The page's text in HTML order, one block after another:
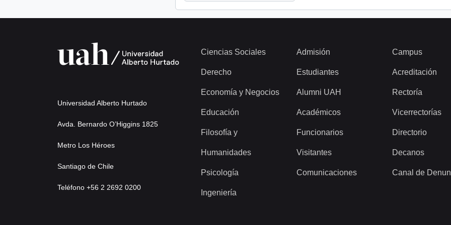
Universidad Alberto Hurtado
Avda. Bernardo O’Higgins 1825
Metro Los Héroes
Santiago de Chile
Teléfono +56 2 2692 0200
Ciencias Sociales
Derecho
Economía y Negocios
Educación
Filosofía y
Humanidades
Psicología
Ingeniería
Admisión
Estudiantes
Alumni UAH
Académicos
Funcionarios
Visitantes
Comunicaciones
Campus
Acreditación
Rectoría
Vicerrectorías
Directorio
Decanos
Canal de